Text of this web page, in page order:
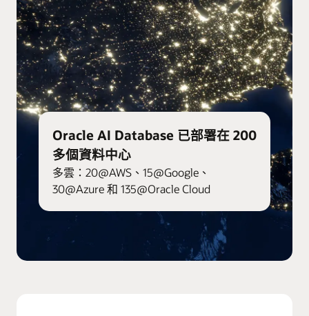
Oracle AI Database 已部署在 200
多個資料中心
多雲：20@AWS、15@Google、
30@Azure 和 135@Oracle Cloud